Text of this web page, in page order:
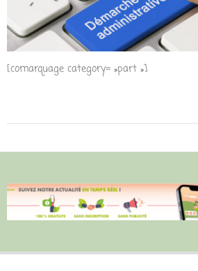
[comarquage category= »part »]